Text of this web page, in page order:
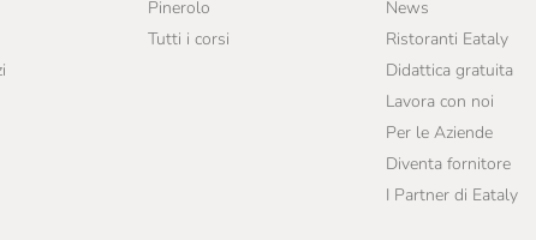
Pinerolo
Tutti i corsi
News
Ristoranti Eataly
Didattica gratuita
Lavora con noi
Per le Aziende
Diventa fornitore
I Partner di Eataly